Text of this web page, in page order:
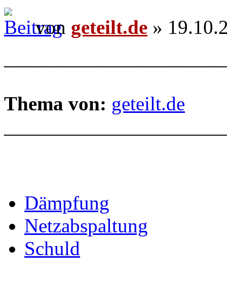
von geteilt.de »
Thema von: geteilt.de
Dämpfung
Netzabspaltung
Schuld